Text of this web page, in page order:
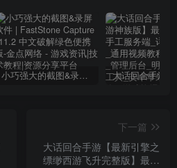
小巧强大的截图&录屏软件 | FastStone Capture v11.2 中文破解绿色便携版
下一篇
大话回合手游【最新引擎之
缥缈西游飞升完整版】最新